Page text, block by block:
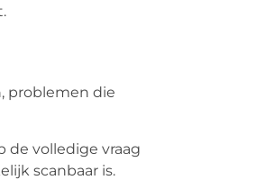
problemen die
de volledige vraag
scanbaar is.